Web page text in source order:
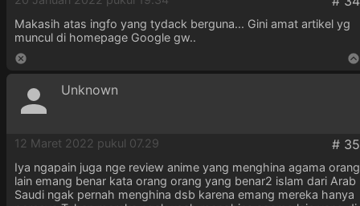
Makasih atas ingfo yang tydack berguna... Gini amat artikel yg
muncul di homepage Google gw..
Unknown
12 Maret 2022 pukul 07.29
Iya ngapain juga nge review anime yang menghina agama orang
lain emang benar kata orang orang yang benar2 islam dari Arab
Saudi ngak pernah menghina dsb karena emang mereka hanya